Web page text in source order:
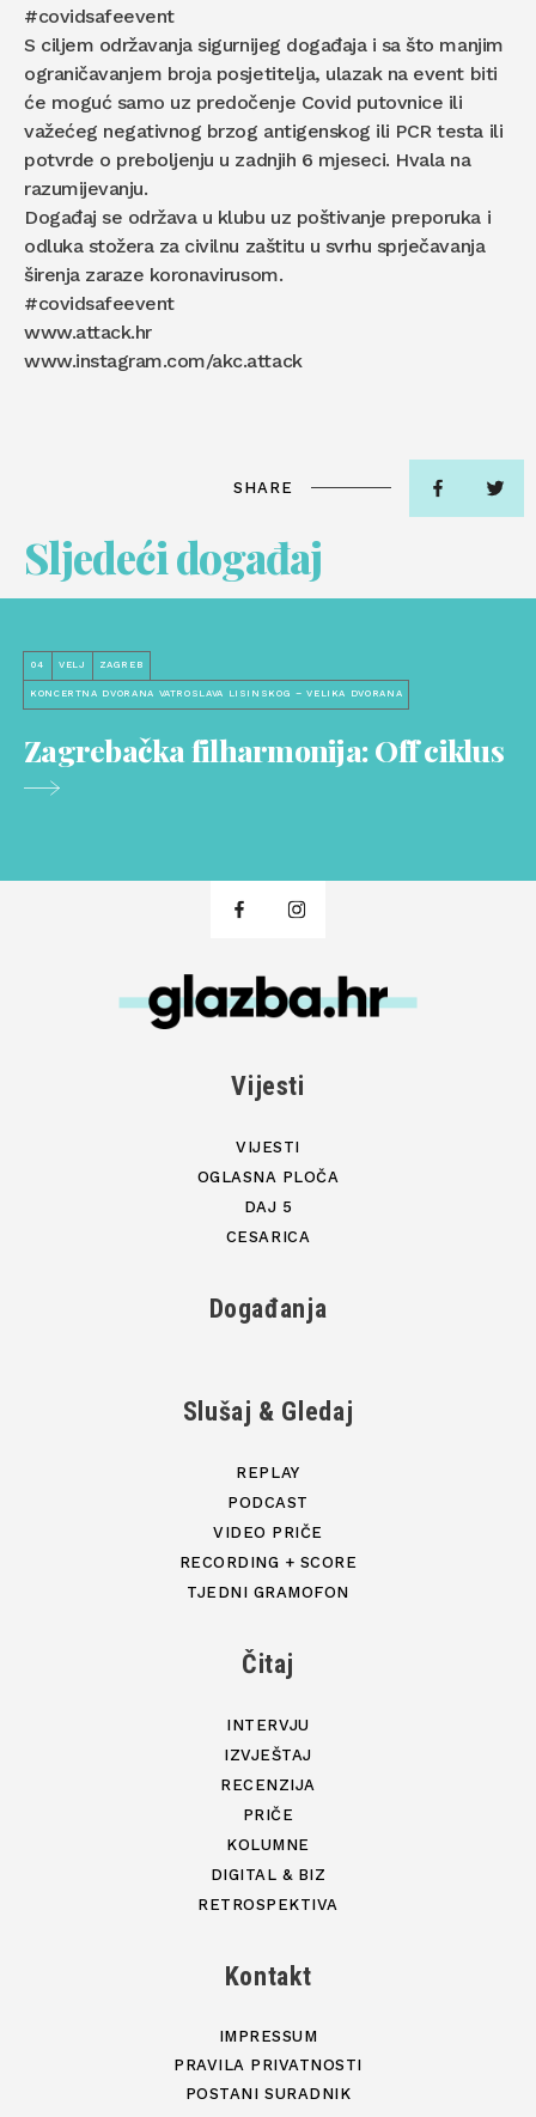
#covidsafeevent
S ciljem održavanja sigurnijeg događaja i sa što manjim
ograničavanjem broja posjetitelja, ulazak na event biti
će moguć samo uz predočenje Covid putovnice ili
važećeg negativnog brzog antigenskog ili PCR testa ili
potvrde o preboljenju u zadnjih 6 mjeseci. Hvala na
razumijevanju.
Događaj se održava u klubu uz poštivanje preporuka i
odluka stožera za civilnu zaštitu u svrhu sprječavanja
širenja zaraze koronavirusom.
#covidsafeevent
www.attack.hr
www.instagram.com/akc.attack
SHARE
Sljedeći događaj
04 VELJ ZAGREB
KONCERTNA DVORANA VATROSLAVA LISINSKOG – VELIKA DVORANA
Zagrebačka filharmonija: Off ciklus
Vijesti
VIJESTI
OGLASNA PLOČA
DAJ 5
CESARICA
Događanja
Slušaj & Gledaj
REPLAY
PODCAST
VIDEO PRIČE
RECORDING + SCORE
TJEDNI GRAMOFON
Čitaj
INTERVJU
IZVJEŠTAJ
RECENZIJA
PRIČE
KOLUMNE
DIGITAL & BIZ
RETROSPEKTIVA
Kontakt
IMPRESSUM
PRAVILA PRIVATNOSTI
POSTANI SURADNIK